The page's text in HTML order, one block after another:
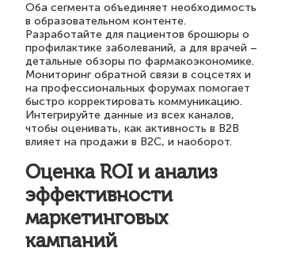
Оба сегмента объединяет необходимость
в образовательном контенте.
Разработайте для пациентов брошюры о
профилактике заболеваний, а для врачей –
детальные обзоры по фармакоэкономике.
Мониторинг обратной связи в соцсетях и
на профессиональных форумах помогает
быстро корректировать коммуникацию.
Интегрируйте данные из всех каналов,
чтобы оценивать, как активность в B2B
влияет на продажи в B2C, и наоборот.
Оценка ROI и анализ
эффективности
маркетинговых
кампаний